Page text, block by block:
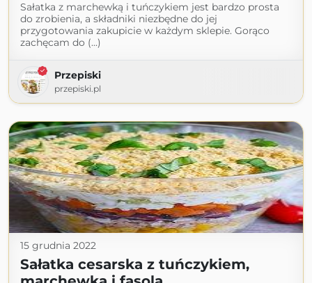
Sałatka z marchewką i tuńczykiem jest bardzo prosta
do zrobienia, a składniki niezbędne do jej
przygotowania zakupicie w każdym sklepie. Gorąco
zachęcam do (...)
Przepiski
przepiski.pl
15 grudnia 2022
Sałatka cesarska z tuńczykiem,